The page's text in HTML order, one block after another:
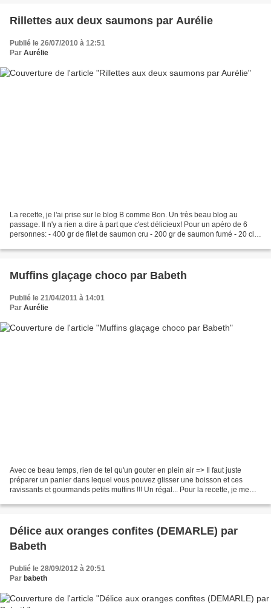
Rillettes aux deux saumons par Aurélie
Publié le 26/07/2010 à 12:51
Par Aurélie
La recette, je l'ai prise sur le blog B comme Bon. Un très beau blog au
passage. Il n'y a rien a dire à part que c'est délicieux! Pour un apéro de 6
personnes: - 400 gr de filet de saumon cru - 200 gr de saumon fumé - 20 cl
Muffins glaçage choco par Babeth
Publié le 21/04/2011 à 14:01
Par Aurélie
Avec ce beau temps, rien de tel qu'un gouter en plein air => Il faut juste
préparer un panier dans lequel vous pouvez glisser une boisson et ces
ravissants et gourmands petits muffins !!! Un régal... Pour la recette, je me
Délice aux oranges confites (DEMARLE) par
Babeth
Publié le 28/09/2012 à 20:51
Par babeth